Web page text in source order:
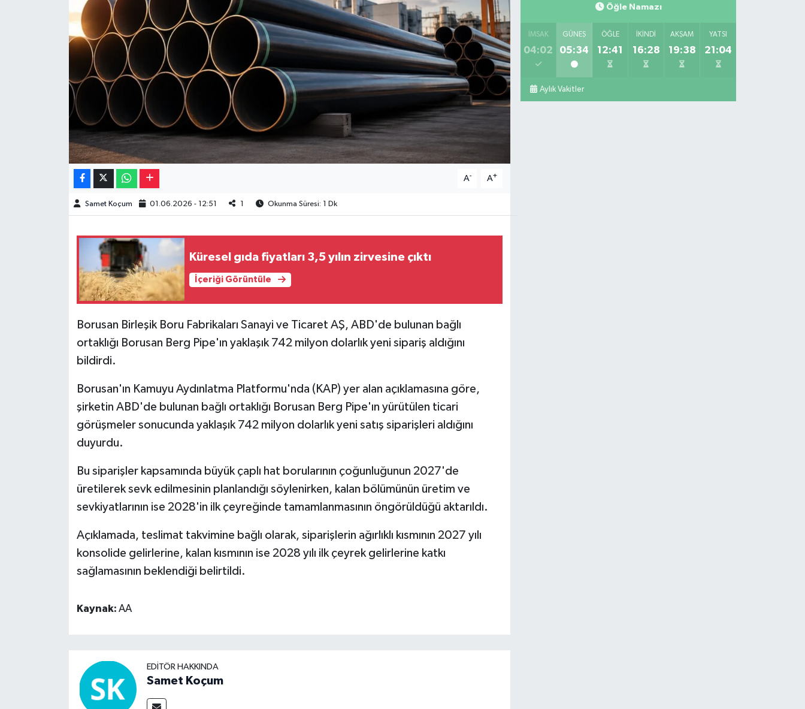
A- A+
Samet Koçum 01.06.2026 - 12:51 Okunma Süresi: 1 Dk
Küresel gıda fiyatları 3,5 yılın zirvesine çıktı
İçeriği Görüntüle
Borusan Birleşik Boru Fabrikaları Sanayi ve Ticaret AŞ, ABD'de bulunan bağlı
ortaklığı Borusan Berg Pipe'ın yaklaşık 742 milyon dolarlık yeni sipariş aldığını
bildirdi.
Borusan'ın Kamuyu Aydınlatma Platformu'nda (KAP) yer alan açıklamasına göre,
şirketin ABD'de bulunan bağlı ortaklığı Borusan Berg Pipe'ın yürütülen ticari
görüşmeler sonucunda yaklaşık 742 milyon dolarlık yeni satış siparişleri aldığını
duyurdu.
Bu siparişler kapsamında büyük çaplı hat borularının çoğunluğunun 2027'de
üretilerek sevk edilmesinin planlandığı söylenirken, kalan bölümünün üretim ve
sevkiyatlarının ise 2028'in ilk çeyreğinde tamamlanmasının öngörüldüğü aktarıldı.
Açıklamada, teslimat takvimine bağlı olarak, siparişlerin ağırlıklı kısmının 2027 yılı
konsolide gelirlerine, kalan kısmının ise 2028 yılı ilk çeyrek gelirlerine katkı
sağlamasının beklendiği belirtildi.
Kaynak: AA
EDITÖR HAKKINDA
Samet Koçum
Öğle Namazı
İMSAK
04:02
GÜNEŞ
05:34
ÖĞLE
12:41
İKINDI
16:28
AKŞAM
19:38
YATSI
21:04
Aylık Vakitler
Resmi İlanlar
Sinemalar
Teknoloji
Video Haber
Yeme-İçme